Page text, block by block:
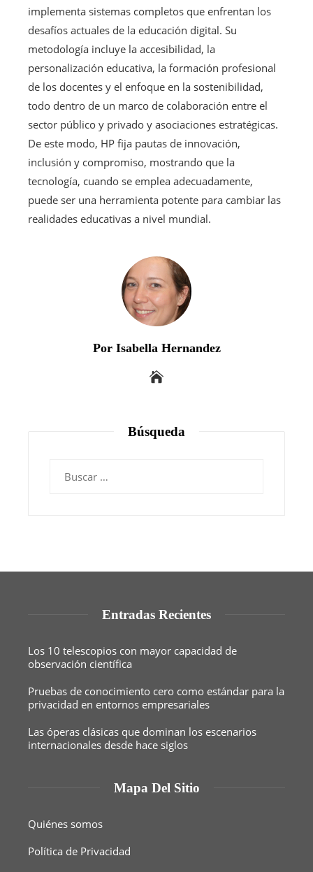
implementa sistemas completos que enfrentan los
desafíos actuales de la educación digital. Su
metodología incluye la accesibilidad, la
personalización educativa, la formación profesional
de los docentes y el enfoque en la sostenibilidad,
todo dentro de un marco de colaboración entre el
sector público y privado y asociaciones estratégicas.
De este modo, HP fija pautas de innovación,
inclusión y compromiso, mostrando que la
tecnología, cuando se emplea adecuadamente,
puede ser una herramienta potente para cambiar las
realidades educativas a nivel mundial.
Por Isabella Hernandez
Búsqueda
Entradas Recientes
Los 10 telescopios con mayor capacidad de
observación científica
Pruebas de conocimiento cero como estándar para la
privacidad en entornos empresariales
Las óperas clásicas que dominan los escenarios
internacionales desde hace siglos
Mapa Del Sitio
Quiénes somos
Política de Privacidad